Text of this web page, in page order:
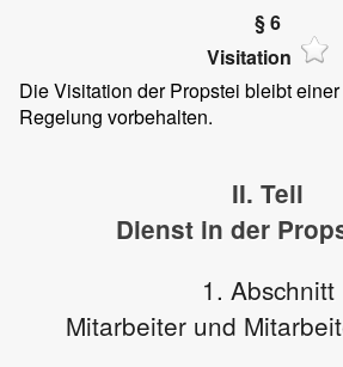
§ 6
Visitation
Die Visitation der Propstei bleibt
Regelung vorbehalten.
II. Teil
Dienst in der
1. Abschnitt
Mitarbeiter und